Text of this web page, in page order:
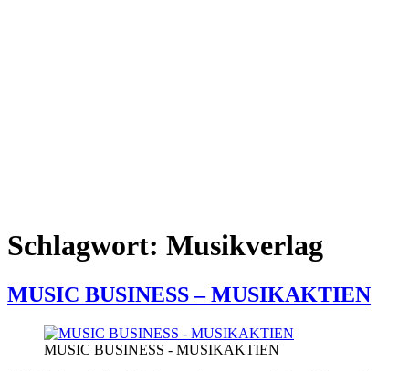
Schlagwort: Musikverlag
MUSIC BUSINESS – MUSIKAKTIEN
MUSIC BUSINESS - MUSIKAKTIEN